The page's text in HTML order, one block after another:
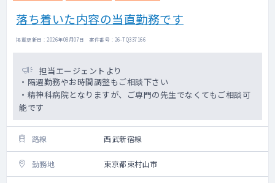
落ち着いた内容の当直勤務です
掲載更新日 : 2026年08月07日 案件番号 : 26-TQ337166
担当エージェントより
・隔週勤務やお時間調整もご相談下さい
・精神科病院となりますが、ご専門の先生でなくてもご相談可
能です
路線 西武新宿線
勤務地 東京都東村山市